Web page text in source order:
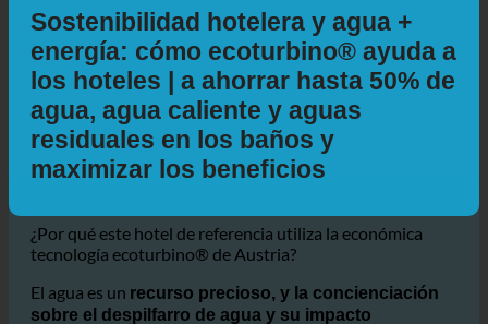
Información adicional
Sostenibilidad hotelera y agua +
energía: cómo ecoturbino® ayuda a
los hoteles | a ahorrar hasta 50% de
agua, agua caliente y aguas
maximizar los beneficios
¿Por qué este hotel de referencia utiliza la económica
tecnología ecoturbino® de Austria?